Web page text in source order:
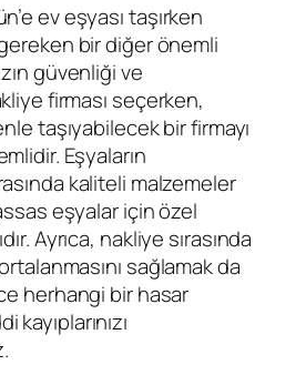
ev eşyası taşırken
bir diğer önemli
güvenliği ve
firması seçerken,
taşıyabilecek bir firmayı
Eşyaların
kaliteli malzemeler
eşyalar için özel
Ayrıca, nakliye sırasında
sağlamak da
herhangi bir hasar